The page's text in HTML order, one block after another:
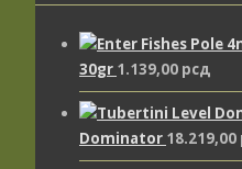
30gr 1.139,00 рсд
Dominator 18.219,00